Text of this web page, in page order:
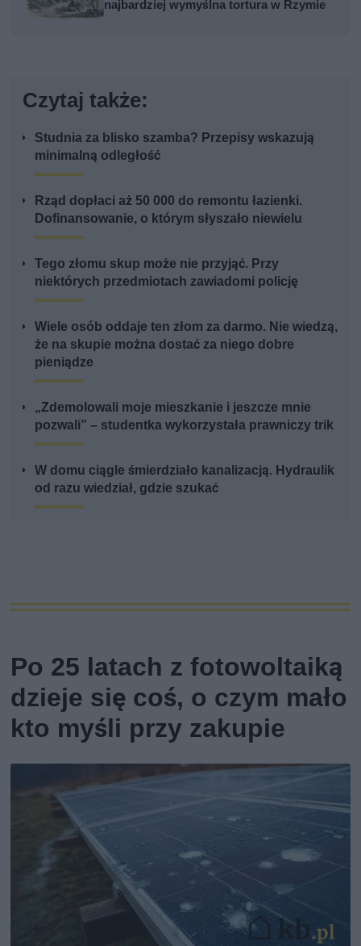
najbardziej wymyślna tortura w Rzymie
Czytaj także:
Studnia za blisko szamba? Przepisy wskazują
minimalną odległość
Rząd dopłaci aż 50 000 do remontu łazienki.
Dofinansowanie, o którym słyszało niewielu
Tego złomu skup może nie przyjąć. Przy
niektórych przedmiotach zawiadomi policję
Wiele osób oddaje ten złom za darmo. Nie wiedzą,
że na skupie można dostać za niego dobre
pieniądze
„Zdemolowali moje mieszkanie i jeszcze mnie
pozwali” – studentka wykorzystała prawniczy trik
W domu ciągle śmierdziało kanalizacją. Hydraulik
od razu wiedział, gdzie szukać
Po 25 latach z fotowoltaiką
dzieje się coś, o czym mało
kto myśli przy zakupie